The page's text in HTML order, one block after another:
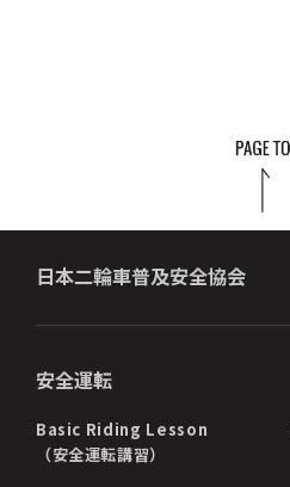
日本二輪車普及安全協会
安全運転
Basic Riding Lesson
（安全運転講習）